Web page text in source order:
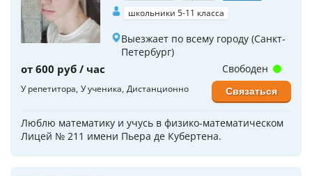
школьники 5-11 класса
Выезжает по всему городу (Санкт-
Петербург)
от 600 руб / час
У репетитора У ученика Дистанционно
Люблю математику и учусь в физико-математическом
Лицей № 211 имени Пьера де Кубертена.
Свободен
Связаться